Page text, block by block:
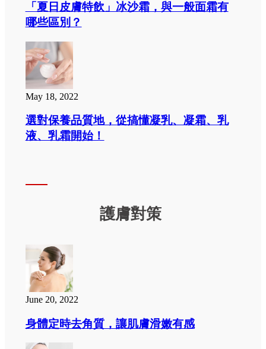
「夏日皮膚特飲」冰沙霜，與一般面霜有
哪些區別？
May 18, 2022
選對保養品質地，從搞懂凝乳、凝霜、乳
液、乳霜開始！
護膚對策
June 20, 2022
身體定時去角質，讓肌膚滑嫩有感